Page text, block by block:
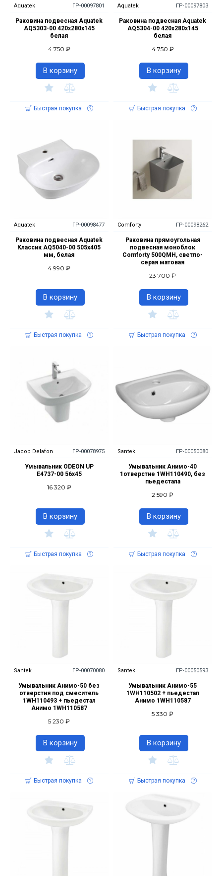
Aquatek ГР-00097801
Раковина подвесная Aquatek
AQ5303-00 420х280х145
белая
4 750 ₽
В корзину
Быстрая покупка
Aquatek ГР-00097803
Раковина подвесная Aquatek
AQ5304-00 420х280х145
белая
4 750 ₽
В корзину
Быстрая покупка
Aquatek ГР-00098477
Раковина подвесная Aquatek
Классик AQ5040-00 505х405
мм, белая
4 990 ₽
В корзину
Быстрая покупка
Comforty ГР-00098262
Раковина прямоугольная
подвесная моноблок
Comforty 500QMH, светло-
серая матовая
23 700 ₽
В корзину
Быстрая покупка
Jacob Delafon ГР-00078975
Умывальник ODEON UP
E4737-00 56x45
16 320 ₽
В корзину
Быстрая покупка
Santek ГР-00050080
Умывальник Анимо-40
1отверстие 1WH110490, без
пьедестала
2 590 ₽
В корзину
Быстрая покупка
Santek ГР-00070080
Умывальник Анимо-50 без
отверстия под смеситель
1WH110493 + пьедестал
Анимо 1WH110587
5 230 ₽
В корзину
Быстрая покупка
Santek ГР-00050593
Умывальник Анимо-55
1WH110502 + пьедестал
Анимо 1WH110587
5 330 ₽
В корзину
Быстрая покупка